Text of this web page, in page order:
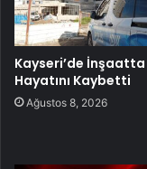
Kayseri’de
Hayatını Kaybetti
Ağustos 8, 2026